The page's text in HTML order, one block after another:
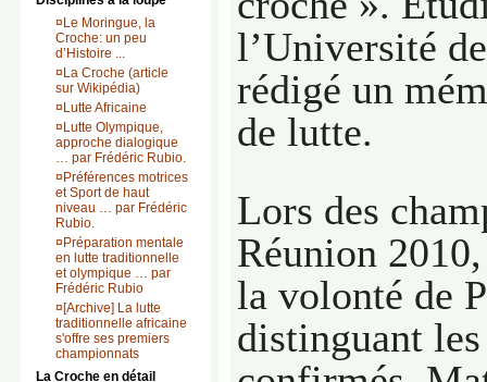
¤ Le Moringue, la
Croche: un peu
d’Histoire ...
¤ La Croche (article
sur Wikipédia)
¤ Lutte Africaine
¤ Lutte Olympique,
approche dialogique
… par Frédéric Rubio.
¤ Préférences motrices
et Sport de haut
niveau … par Frédéric
Rubio.
¤ Préparation mentale
en lutte traditionnelle
et olympique … par
Frédéric Rubio
¤[Archive] La lutte
traditionnelle africaine
s'offre ses premiers
championnats
La Croche en détail
l’Université
rédigé un
de lutte.
Lors des
Réunion
la volonté de
distinguant